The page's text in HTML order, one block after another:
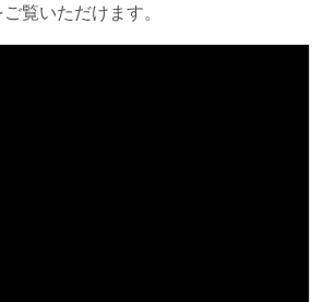
覧いただけます。